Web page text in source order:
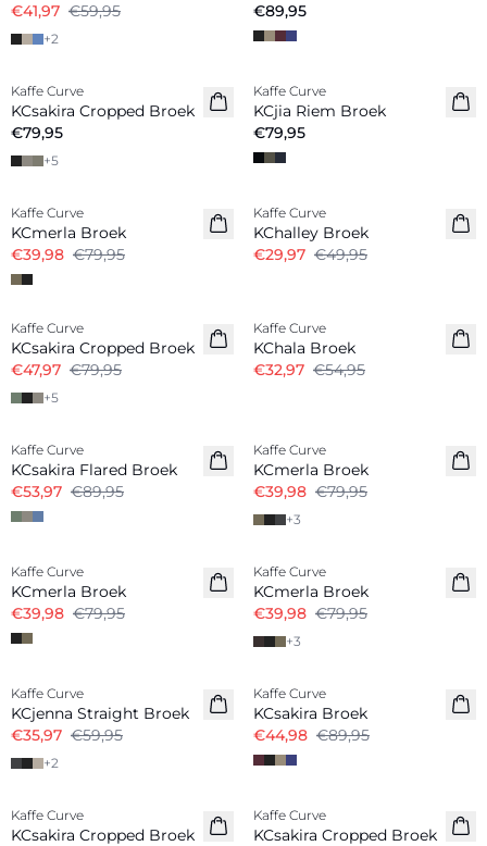
€41,97 €59,95
+2
€89,95
Kaffe Curve
KCsakira Cropped Broek
€79,95
+5
Kaffe Curve
KCjia Riem Broek
€79,95
Kaffe Curve
KCmerla Broek
€39,98 €79,95
Kaffe Curve
KChalley Broek
€29,97 €49,95
-40%
Kaffe Curve
KCsakira Cropped Broek
€47,97 €79,95
+5
Kaffe Curve
KChala Broek
€32,97 €54,95
Kaffe Curve
KCsakira Flared Broek
€53,97 €89,95
Kaffe Curve
KCmerla Broek
€39,98 €79,95
+3
Kaffe Curve
KCmerla Broek
€39,98 €79,95
Kaffe Curve
KCmerla Broek
€39,98 €79,95
+3
Kaffe Curve
KCjenna Straight Broek
€35,97 €59,95
+2
Kaffe Curve
KCsakira Broek
€44,98 €89,95
Kaffe Curve
KCsakira Cropped Broek
Kaffe Curve
KCsakira Cropped Broek